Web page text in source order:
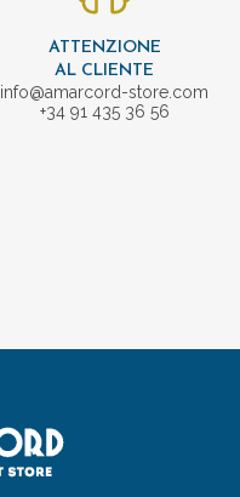
ATTENZIONE
AL CLIENTE
info@amarcord-store.com
+34 91 435 36 56